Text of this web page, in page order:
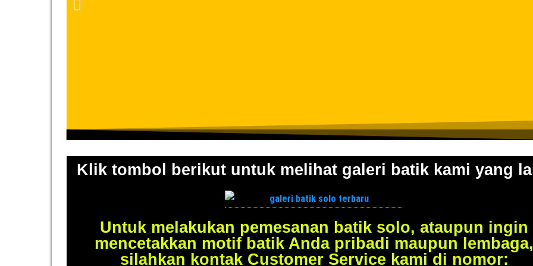
Klik tombol berikut untuk melihat galeri batik kami yang
Untuk melakukan pemesanan batik solo, ataupun ingin
mencetakkan motif batik Anda pribadi maupun lembaga,
silahkan kontak Customer Service kami di nomor: